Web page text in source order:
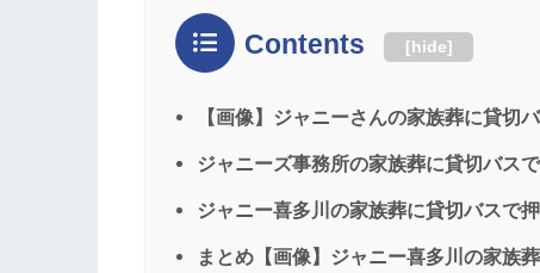
Contents [hide]
【画像】ジャニーさんの家族葬に貸切
ジャニーズ事務所の家族葬に貸切バス
ジャニー喜多川の家族葬に貸切バスで
まとめ【画像】ジャニー喜多川の家族